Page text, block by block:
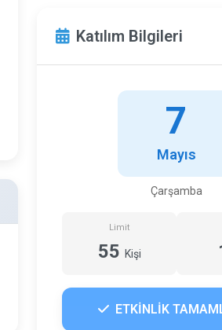
Katılım Bilgileri
7
Mayıs
Çarşamba
Limit
55 Kişi
ETKİNLİK